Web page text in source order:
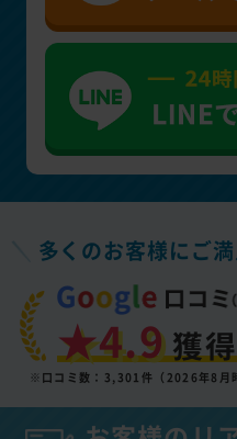
多くのお客様にご
★4.9獲
※口コミ数：3,301件（2026年8月